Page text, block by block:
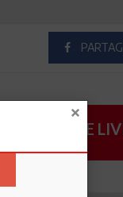
CATALOGUE